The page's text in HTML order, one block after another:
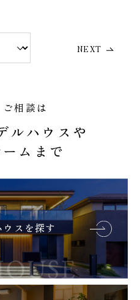
NEXT
相談は
ルハウスや
ムまで
スを探す